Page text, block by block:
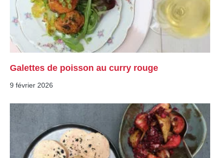
Galettes de poisson au curry rouge
9 février 2026